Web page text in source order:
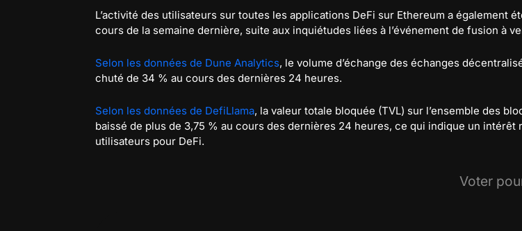
L’activité des utilisateurs sur toutes les applications DeFi sur Ethereum a également
cours de la semaine dernière, suite aux inquiétudes liées à l’événement de fusion à
Selon les données de Dune Analytics, le volume d’échange des échanges
chuté de 34 % au cours des dernières 24 heures.
Selon les données de DefiLlama, la valeur totale bloquée (TVL) sur l’ensemble des
baissé de plus de 3,75 % au cours des dernières 24 heures, ce qui indique un intérêt
utilisateurs pour DeFi.
Voter